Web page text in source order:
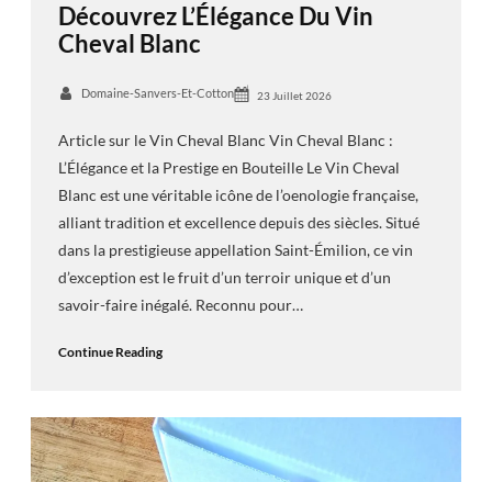
Découvrez L’Élégance Du Vin
Cheval Blanc
Domaine-Sanvers-Et-Cotton 23 Juillet 2026
Article sur le Vin Cheval Blanc Vin Cheval Blanc :
L’Élégance et la Prestige en Bouteille Le Vin Cheval
Blanc est une véritable icône de l’oenologie française,
alliant tradition et excellence depuis des siècles. Situé
dans la prestigieuse appellation Saint-Émilion, ce vin
d’exception est le fruit d’un terroir unique et d’un
savoir-faire inégalé. Reconnu pour…
Continue Reading